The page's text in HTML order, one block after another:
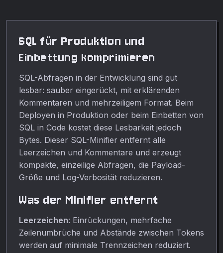
SQL für Produktion und
Einbettung komprimieren
SQL-Abfragen in der Entwicklung sind gut
lesbar: sauber eingerückt, mit erklärenden
Kommentaren und mehrzeiligem Format. Beim
Deployen in Produktion oder beim Einbetten von
SQL in Code kostet diese Lesbarkeit jedoch
Bytes. Dieser SQL-Minifier entfernt alle
Leerzeichen und Kommentare und erzeugt
kompakte, einzeilige Abfragen, die Payload-
Größe und Log-Verbosität reduzieren.
Was der Minifier entfernt
Leerzeichen: Einrückungen, mehrfache
Zeilenumbrüche und Abstände zwischen Tokens
werden auf minimale Trennzeichen reduziert.